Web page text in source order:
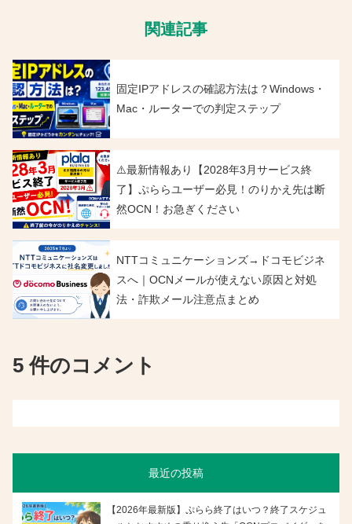
関連記事
固定IPアドレスの確認方法は？Windows・
Mac・ルーターでの判定ステップ
⚠️最新情報あり【2028年3月サービス終
了】ぷららユーザー必見！のりかえ先は断
然OCN！お急ぎください
NTTコミュニケーションズ→ドコモビジネ
スへ｜OCNメールが使えない原因と対処
法・詐欺メール注意点まとめ
5 件のコメント
最近の投稿
【2026年最新版】ぷらら終了はいつ？終了スケジュ